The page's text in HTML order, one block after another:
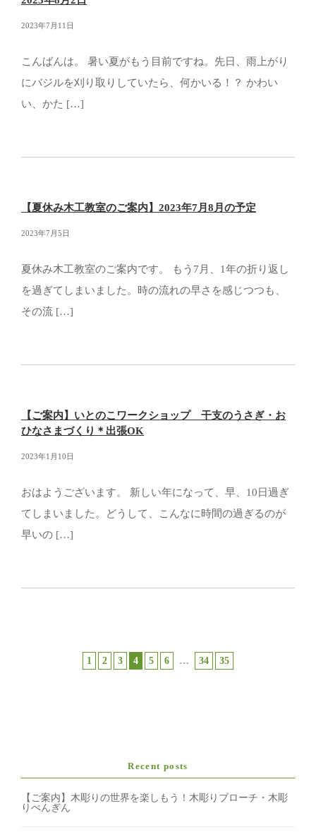
2023年7月11日
こんばんは。 暑い夏がもう目前ですね。先日、雨上がり
にバジルを刈り取りしていたら、何かいる！？ かわい
い、かた […]
【夏休み木工教室のご案内】2023年7月8月の予定
2023年7月5日
夏休み木工教室のご案内です。 もう7月、1年の折り返し
を過ぎてしまいました。時の流れの早さを感じつつも、
その流 […]
【ご案内】いとのこワークショップ 干支のうさぎ・お
ひなさまづくり＊出張OK
2023年1月10日
おはようございます。 新しい年になって、早、10日過ぎ
てしまいました。どうして、こんなに時間の過ぎるのが
早いの […]
1 2 3 4 5 6 … 34 35
Recent posts
【ご案内】木彫りの世界を楽しもう！木彫りブローチ・木彫
りぺんぎん